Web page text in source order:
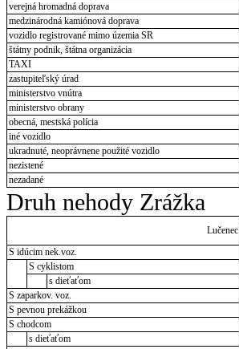
verejná hromadná doprava
medzinárodná kamiónová doprava
vozidlo registrované mimo územia SR
štátny podnik, štátna organizácia
TAXI
zastupiteľský úrad
ministerstvo vnútra
ministerstvo obrany
obecná, mestská polícia
iné vozidlo
ukradnuté, neoprávnene použité vozidlo
nezistené
nezadané
Druh nehody Zrážka
Lučenec
S idúcim nek.voz.
S cyklistom
s dieťaťom
S zaparkov. voz.
S pevnou prekážkou
S chodcom
s dieťaťom